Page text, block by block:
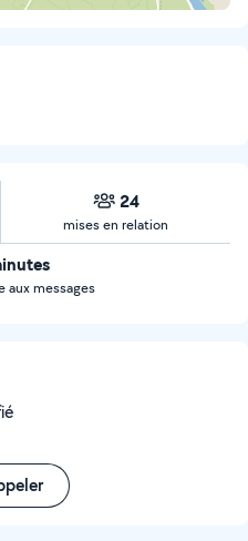
24
mises en relation
aux messages